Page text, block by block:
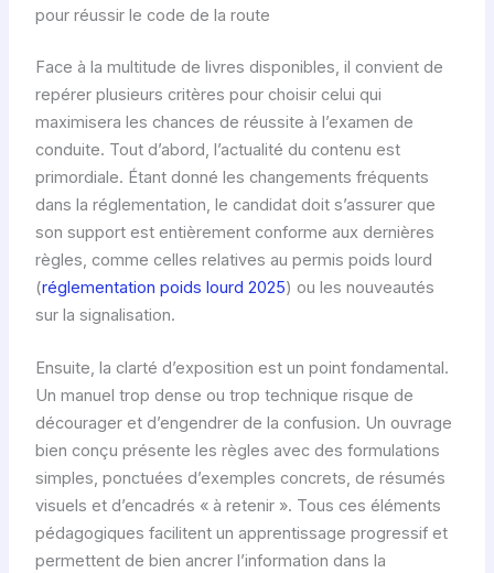
pour réussir le code de la route
Face à la multitude de livres disponibles, il convient de
repérer plusieurs critères pour choisir celui qui
maximisera les chances de réussite à l’examen de
conduite. Tout d’abord, l’actualité du contenu est
primordiale. Étant donné les changements fréquents
dans la réglementation, le candidat doit s’assurer que
son support est entièrement conforme aux dernières
règles, comme celles relatives au permis poids lourd
(réglementation poids lourd 2025) ou les nouveautés
sur la signalisation.
Ensuite, la clarté d’exposition est un point fondamental.
Un manuel trop dense ou trop technique risque de
décourager et d’engendrer de la confusion. Un ouvrage
bien conçu présente les règles avec des formulations
simples, ponctuées d’exemples concrets, de résumés
visuels et d’encadrés « à retenir ». Tous ces éléments
pédagogiques facilitent un apprentissage progressif et
permettent de bien ancrer l’information dans la